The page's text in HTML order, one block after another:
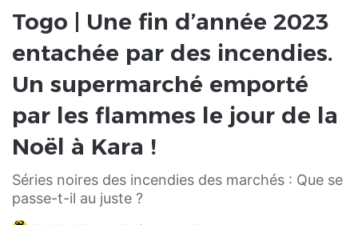
Togo | Une fin d’année 2023
entachée par des incendies.
Un supermarché emporté
par les flammes le jour de la
Noël à Kara !
Séries noires des incendies des marchés : Que se
passe-t-il au juste ?